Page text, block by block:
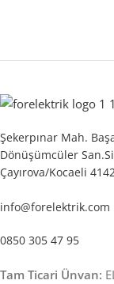
Şekerpınar Mah.
Dönüşümcüler
Çayırova/Kocaeli
info@forelektrik.com
0850 305 47 95
Tam Ticari Ünvan: